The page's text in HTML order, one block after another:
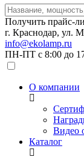
Получить прайс-
г. Краснодар, ул.
info@ekolamp.ru
ПН-ПТ с 8:00 до
О компании
Видео
Каталог